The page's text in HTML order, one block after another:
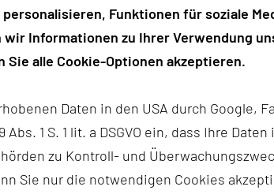
von Körperflüssigkeiten
Verlaufskontrolle insbesondere von
Methoden im Institut selbst oder in
zwischen Diagnosestellung und
Funktionen für soziale
Informationen zu Ihrer Verwendung
Sie alle Cookie-Optionen akzeptieren.
Daten in den USA durch Google,
1 S. 1 lit. a DSGVO ein, dass Ihre
zu Kontroll- und
Sie nur die notwendigen Cookies